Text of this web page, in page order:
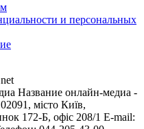
и персональных
Название онлайн-медиа -
місто Київ,
172-Б, офіс 208/1 E-mail: